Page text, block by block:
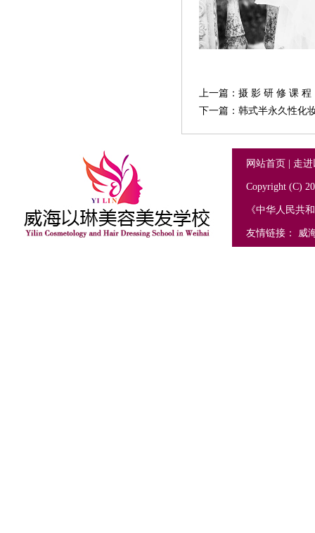
上一篇： 摄 影 研 修 课 程
下一篇： 韩式半永久性化
网站首页 走
Copyright (C)
《中华人民共
友情链接： 威